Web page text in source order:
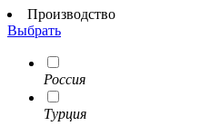
Производство
Выбрать
Россия
Турция